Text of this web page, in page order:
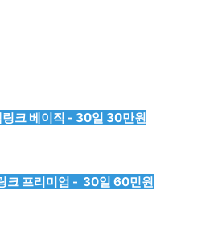
링크 베이직 - 30일 30만원
크 프리미엄 - 30일 60민원